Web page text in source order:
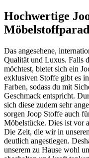
Hochwertige
Das angesehene,
Qualität und Luxus. Falls
möchtest, bietet sich ein
exklusiven Stoffe gibt es
Farben, sodass du mit
Geschmack entspricht.
sich diese zudem sehr
sorgen Joop Stoffe auch
Möbelstücke. Dies ist vor
Die Zeit, die wir in
deutlich angestiegen.
unserem zu Hause wohl